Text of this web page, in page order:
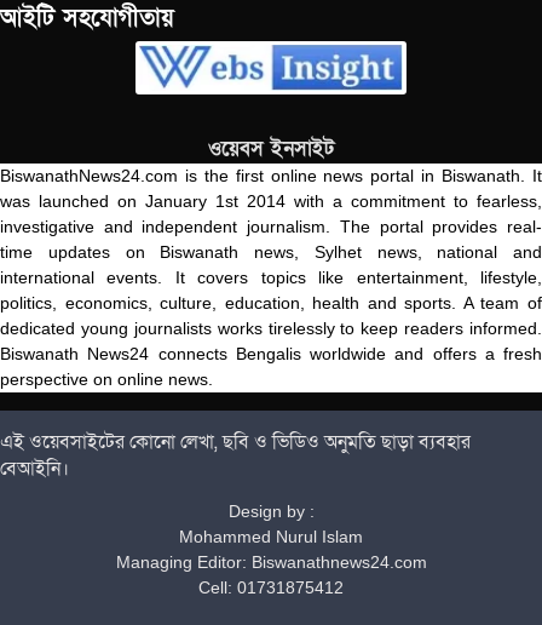
আইটি সহযোগীতায়
ওয়েবস ইনসাইট
BiswanathNews24.com is the first online news portal in Biswanath. It
was launched on January 1st 2014 with a commitment to fearless,
investigative and independent journalism. The portal provides real-
time updates on Biswanath news, Sylhet news, national and
international events. It covers topics like entertainment, lifestyle,
politics, economics, culture, education, health and sports. A team of
dedicated young journalists works tirelessly to keep readers informed.
Biswanath News24 connects Bengalis worldwide and offers a fresh
perspective on online news.
এই ওয়েবসাইটের কোনো লেখা, ছবি ও ভিডিও অনুমতি ছাড়া ব্যবহার
বেআইনি।
Design by :
Mohammed Nurul Islam
Managing Editor: Biswanathnews24.com
Cell: 01731875412